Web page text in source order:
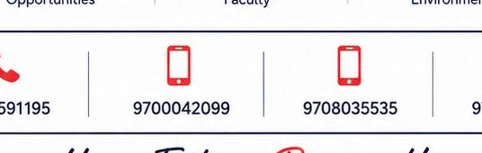
३ फुटानी चौकमा प्र २–०१–००१ च ०२५१ नम्बरको भ्यान
३० वर्षीय नेपाल प्रहरीका असई विरोध खतिवडाको मृत्यु
थिए ।